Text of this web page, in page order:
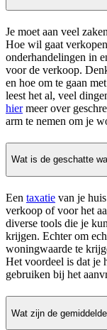
Je moet aan veel
Hoe wil gaat
onderhandelingen in
voor de verkoop.
en hoe om te gaan
leest het al, veel
hiermeer over
arm te nemen om je
Wat is de geschatte
Een taxatie van je
verkoop of voor het
diverse tools die je
krijgen. Echter om
woningwaarde te
Het voordeel is dat je
gebruiken bij het
Wat zijn de